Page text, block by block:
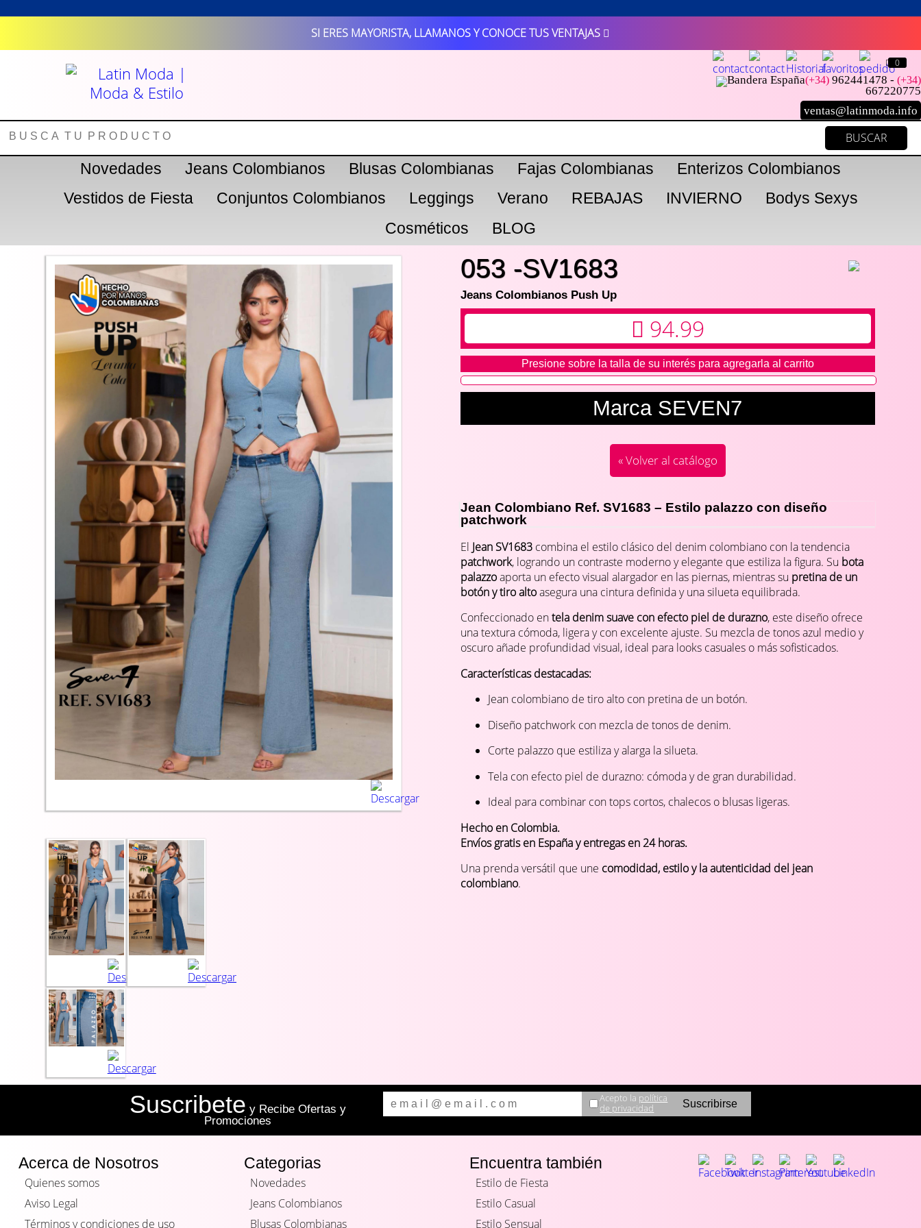
SI ERES MAYORISTA, LLAMANOS Y CONOCE TUS VENTAJAS
0
(+34)962441478 - (+34)
667220775
ventas@latinmoda.info
Novedades Jeans Colombianos Blusas Colombianas Fajas Colombianas
Enterizos Colombianos
Vestidos de Fiesta
Conjuntos Colombianos Leggings Verano REBAJAS INVIERNO
Bodys Sexys
Cosméticos
BLOG
053 -SV1683
Jeans Colombianos Push Up
94.99
Presione sobre la talla de su interés para agregarla al carrito
Marca SEVEN7
« Volver al catálogo
Jean Colombiano Ref. SV1683 – Estilo palazzo con diseño
patchwork
El Jean SV1683combina el estilo clásico del denim colombiano con la tendencia
patchwork, logrando un contraste moderno y elegante que estiliza la figura. Su bota
palazzoaporta un efecto visual alargador en las piernas, mientras su pretina de un
botón y tiro altoasegura una cintura definida y una silueta equilibrada.
Confeccionado entela denim suave con efecto piel de durazno, este diseño ofrece
una textura cómoda, ligera y con excelente ajuste. Su mezcla de tonos azul medio y
oscuro añade profundidad visual, ideal para looks casuales o más sofisticados.
Características destacadas:
Jean colombiano de tiro alto con pretina de un botón.
Diseño patchwork con mezcla de tonos de denim.
Corte palazzo que estiliza y alarga la silueta.
Tela con efecto piel de durazno: cómoda y de gran durabilidad.
Ideal para combinar con tops cortos, chalecos o blusas ligeras.
Hecho en Colombia.
Envíos gratis en España y entregas en 24 horas.
Una prenda versátil que une comodidad, estilo y la autenticidad del jean
colombiano.
Suscribete y Recibe Ofertas y
Promociones
Acepto la política
de privacidad
Acerca de Nosotros
Quienes somos
Aviso Legal
Términos y condiciones de uso
Categorias
Novedades
Jeans Colombianos
Blusas Colombianas
Encuentra también
Estilo de Fiesta
Estilo Casual
Estilo Sensual